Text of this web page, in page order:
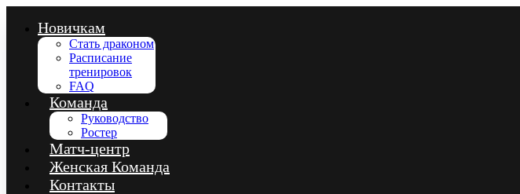
Новичкам
Стать драконом
Расписание
тренировок
FAQ
Команда
Руководство
Ростер
Матч-центр
Женская Команда
Контакты